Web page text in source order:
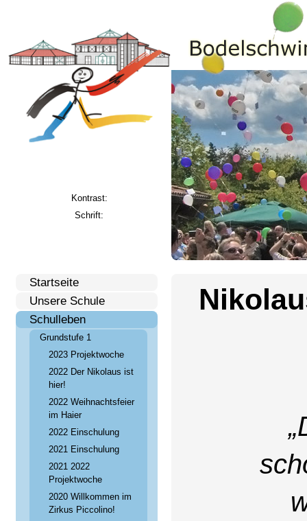
Kontrast:
Schrift:
Startseite
Unsere Schule
Schulleben
Grundstufe 1
2023 Projektwoche
2022 Der Nikolaus ist
hier!
2022 Weihnachtsfeier
im Haier
2022 Einschulung
2021 Einschulung
2021 2022
Projektwoche
2020 Willkommen im
Zirkus Piccolino!